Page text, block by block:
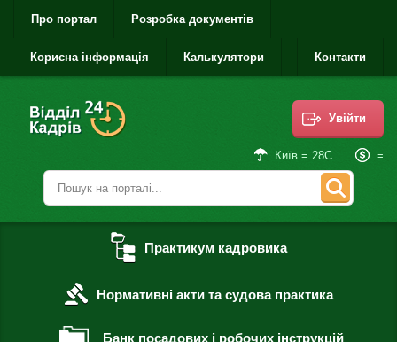
Про портал Розробка документів
Корисна інформація Калькулятори Контакти
Увійти
Київ = 28С =
Практикум кадровика
Нормативні акти та судова практика
Банк посадових і робочих інструкцій